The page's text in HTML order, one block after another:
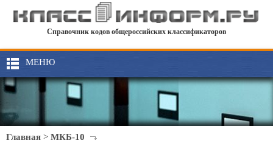
Справочник кодов общероссийских классификаторов
МЕНЮ
Главная > МКБ-10